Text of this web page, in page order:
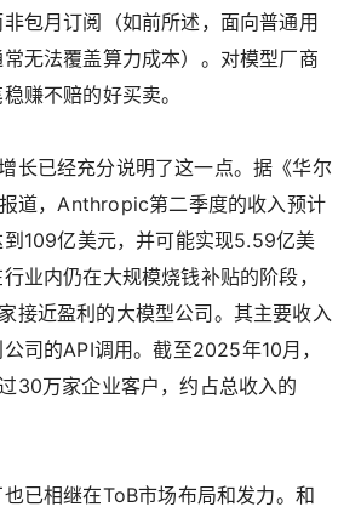
包月订阅（如前所述，面向普通用
无法覆盖算力成本）。对模型厂商
赚不赔的好买卖。
长已经充分说明了这一点。据《华尔
道，Anthropic第二季度的收入预计
109亿美元，并可能实现5.59亿美
业内仍在大规模烧钱补贴的阶段，
接近盈利的大模型公司。其主要收入
司的API调用。截至2025年10月，
30万家企业客户，约占总收入的
已相继在ToB市场布局和发力。和